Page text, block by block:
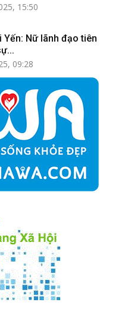
15:50
Yến: Nữ lãnh đạo tiên
09:28